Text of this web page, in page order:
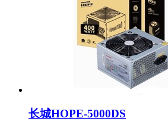
长城HOPE-5000DS